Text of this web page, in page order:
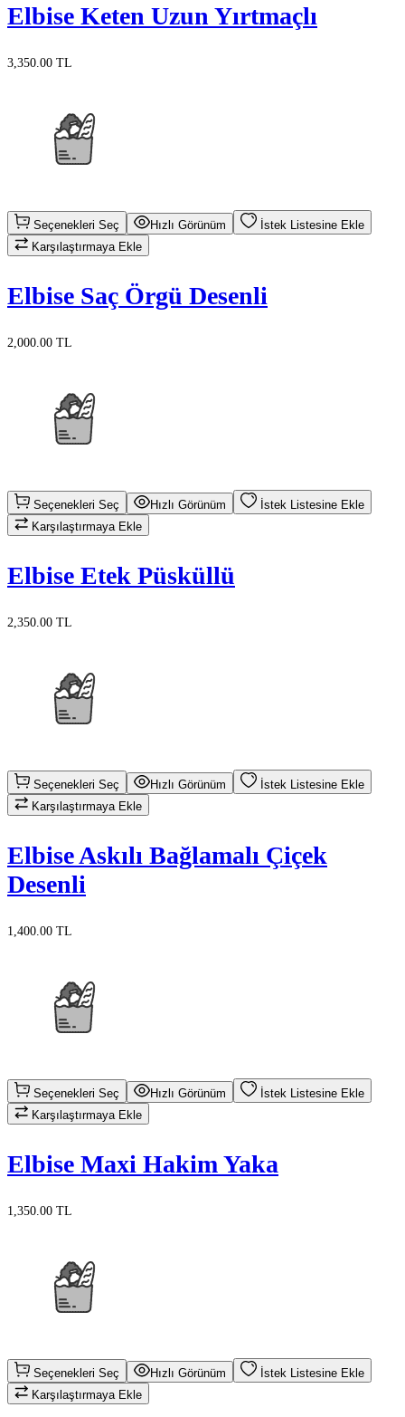
Elbise Keten Uzun Yırtmaçlı
3,350.00 TL
Seçenekleri Seç Hızlı Görünüm
İstek Listesine Ekle
Karşılaştırmaya Ekle
Elbise Saç Örgü Desenli
2,000.00 TL
Seçenekleri Seç Hızlı Görünüm
İstek Listesine Ekle
Karşılaştırmaya Ekle
Elbise Etek Püsküllü
2,350.00 TL
Seçenekleri Seç Hızlı Görünüm
İstek Listesine Ekle
Karşılaştırmaya Ekle
Elbise Askılı Bağlamalı Çiçek
Desenli
1,400.00 TL
Seçenekleri Seç Hızlı Görünüm
İstek Listesine Ekle
Karşılaştırmaya Ekle
Elbise Maxi Hakim Yaka
1,350.00 TL
Seçenekleri Seç Hızlı Görünüm
İstek Listesine Ekle
Karşılaştırmaya Ekle